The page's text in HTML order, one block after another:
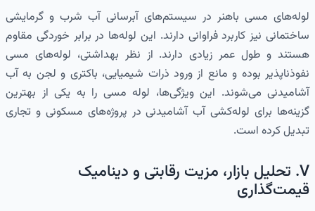
لوله‌های مسی باهنر در سیستم‌های آبرسانی آب شرب و گرمایشی
ساختمانی نیز کاربرد فراوانی دارند. این لوله‌ها در برابر خوردگی مقاوم
هستند و طول عمر زیادی دارند. از نظر بهداشتی، لوله‌های مسی
نفوذناپذیر بوده و مانع از ورود ذرات شیمیایی، باکتری و لجن به آب
آشامیدنی می‌شوند. این ویژگی‌ها، لوله مسی را به یکی از بهترین
گزینه‌ها برای لوله‌کشی آب آشامیدنی در پروژه‌های مسکونی و تجاری
تبدیل کرده است.
V. تحلیل بازار، مزیت رقابتی و دینامیک
قیمت‌گذاری